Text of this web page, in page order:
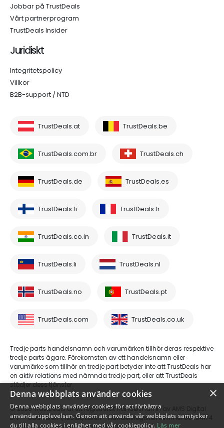
Jobbar på TrustDeals
Vårt partnerprogram
TrustDeals Insider
Juridiskt
Integritetspolicy
Villkor
B2B-support / NTD
TrustDeals.at TrustDeals.be
TrustDeals.com.br TrustDeals.ch
TrustDeals.de TrustDeals.es
TrustDeals.fi TrustDeals.fr
TrustDeals.co.in TrustDeals.it
TrustDeals.li TrustDeals.nl
TrustDeals.no TrustDeals.pt
TrustDeals.com TrustDeals.co.uk
Tredje parts handelsnamn och varumärken tillhör deras respektive
tredje parts ägare. Förekomsten av ett handelsnamn eller
varumärke som tillhör en tredje part betyder inte att TrustDeals har
en aktiv relations med nämnda tredje part, eller att TrustDeals
stödjer dess tjänster.
© 2026 TrustDeals är ett registrerat handelsnamn av AMS Digital
B.V. - Oud Laren 1, 1251BL, Laren - handelsregisternummer 80264174
×
Denna webbplats använder cookies
Denna webbplats använder cookies för att förbättra
användarupplevelsen. Genom att använda vår webbplats samtycker
du till alla cookies i enlighet med vår cookiepolicy. Läs mer